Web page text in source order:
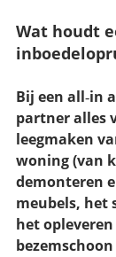
Wat houdt
Bij een all‑in
partner alles
leegmaken
woning (van
demonteren
meubels, het
het